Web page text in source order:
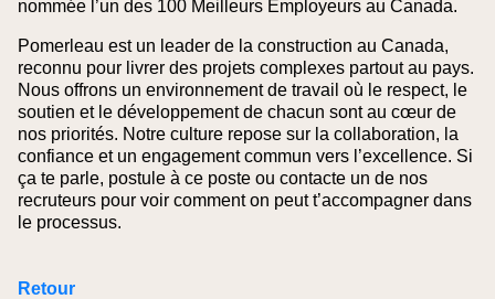
nommée l’un des 100 Meilleurs Employeurs au Canada.
Pomerleau est un leader de la construction au Canada,
reconnu pour livrer des projets complexes partout au pays.
Nous offrons un environnement de travail où le respect, le
soutien et le développement de chacun sont au cœur de
nos priorités. Notre culture repose sur la collaboration, la
confiance et un engagement commun vers l’excellence. Si
ça te parle, postule à ce poste ou contacte un de nos
recruteurs pour voir comment on peut t’accompagner dans
le processus.
Retour